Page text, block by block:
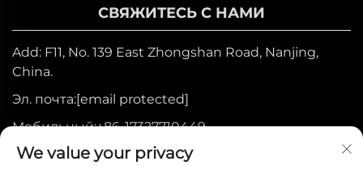
СВЯЖИТЕСЬ С НАМИ
Add: F11, No. 139 East Zhongshan Road, Nanjing,
China.
Эл. почта:[email protected]
Мобильный:+86-17327710449
Тел.:+86-025-84573776
We value your privacy